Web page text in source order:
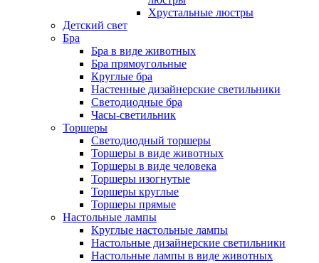
Хрустальные люстры
Детский свет
Бра
Бра в виде животных
Бра прямоугольные
Круглые бра
Настенные дизайнерские светильники
Светодиодные бра
Часы-светильник
Торшеры
Светодиодный торшеры
Торшеры в виде животных
Торшеры в виде человека
Торшеры изогнутые
Торшеры круглые
Торшеры прямые
Настольные лампы
Круглые настольные лампы
Настольные дизайнерские светильники
Настольные лампы в виде животных